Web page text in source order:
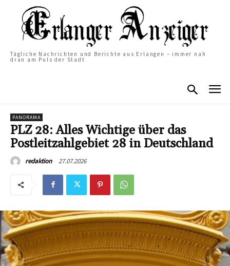
Tägliche Nachrichten und Berichte aus Erlangen – immer nah
dran am Puls der Stadt
PANORAMA
PLZ 28: Alles Wichtige über das
Postleitzahlgebiet 28 in Deutschland
redaktion 27.07.2026